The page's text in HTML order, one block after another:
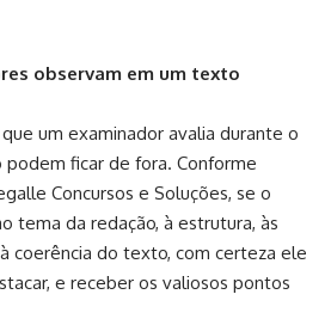
observam em um texto
um examinador avalia durante o
ficar de fora. Conforme
Concursos e Soluções, se o
tema da redação, à estrutura, às
coerência do texto, com certeza ele
e receber os valiosos pontos